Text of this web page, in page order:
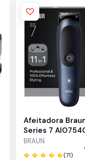
Afeitadora
Series 7
con batería/ 11
BRAUN
� � � � �(71)